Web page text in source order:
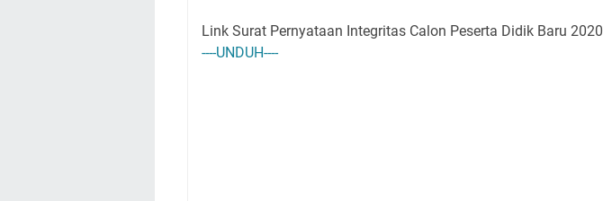
Link Surat Pernyataan Integritas Calon Peserta Didik Baru 2020
----UNDUH----